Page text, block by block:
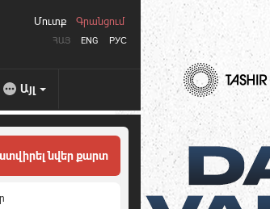
ՀԱՅ ENG РУС
Մուտք Գրանցում
Այլ
նվեր քարտ